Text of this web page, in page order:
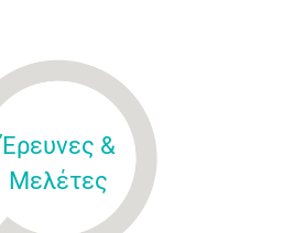
Έρευνες &
Μελέτες